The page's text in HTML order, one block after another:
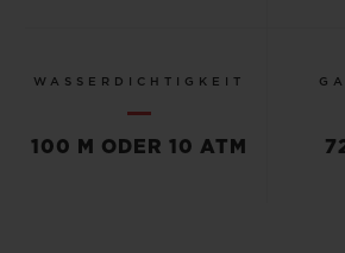
WASSERDICHTIGKEIT
100 M ODER 10 ATM